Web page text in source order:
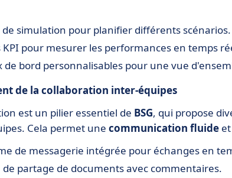
de simulation pour planifier différents scénarios.
KPI pour mesurer les performances en temps
de bord personnalisables pour une vue
de la collaboration inter-équipes
est un pilier essentiel de BSG, qui propose
Cela permet une communication fluide
de messagerie intégrée pour échanges en
de partage de documents avec commentaires.